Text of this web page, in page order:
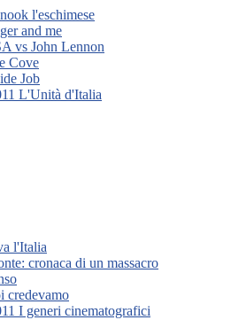
l'eschimese
and me
vs John Lennon
Cove
Job
L'Unità d'Italia
l'Italia
cronaca di un massacro
credevamo
I generi cinematografici